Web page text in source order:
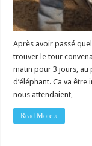
Après avoir passé
trouver le tour
matin pour 3 jours, au
d’éléphant. Ca va être
nous attendaient, …
Read More »